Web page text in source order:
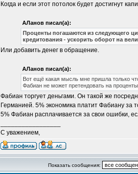
Когда и если этот потолок будет достигнут
АЛанов писал(а):
Проценты погашаются из следующего
кредитования - ускорить оборот на
Или добавить денег в обращение.
АЛанов писал(а):
Вот ещё какая мысль мне пришла только
Фабиан не может претендовать на
Фабиан торгует деньгами. Он такой же
Германией. 5% экономика платит Фабиану за
5% Фабиан расплачивается за свои ошибки,
С уважением,
Показать сообщения: